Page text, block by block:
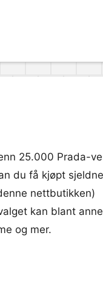
25.000 Prada-
du få kjøpt
nettbutikken)
kan blant
og mer.